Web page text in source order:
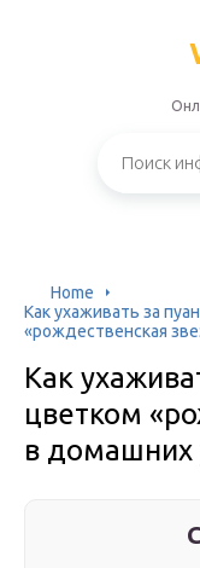
Home
Как ухаживать за
«рождественская
Как
цветком
в домашних